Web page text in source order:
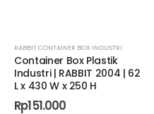
RABBIT CONTAINER BOX INDUSTRI
Container Box Plastik
Industri | RABBIT 2004 | 620
L x 430 W x 250 H
Rp151.000